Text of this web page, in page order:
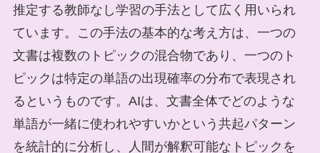
推定する教師なし学習の手法として広く用いられ
ています。この手法の基本的な考え方は、一つの
文書は複数のトピックの混合物であり、一つのト
ピックは特定の単語の出現確率の分布で表現され
るというものです。AIは、文書全体でどのような
単語が一緒に使われやすいかという共起パターン
を統計的に分析し、人間が解釈可能なトピックを